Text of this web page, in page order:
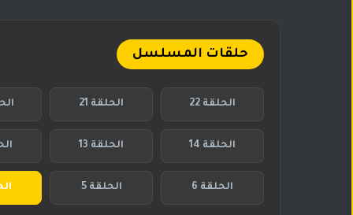
حلقات المسلسل
الحلقة 22 الحلقة 21
الحلقة 14 الحلقة 13
الحلقة 6 الحلقة 5